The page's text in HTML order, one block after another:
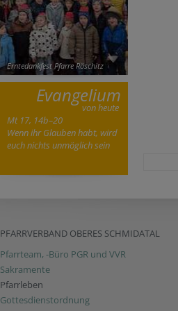
Erntedankfest Pfarre Röschitz
Evangelium
von heute
Mt 17, 14b–20
Wenn ihr Glauben habt, wird
euch nichts unmöglich sein
PFARRVERBAND OBERES SCHMIDATAL
Pfarrteam, -Büro PGR und VVR
Sakramente
Pfarrleben
Gottesdienstordnung